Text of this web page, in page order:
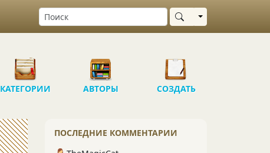
Выбрать область
КАТЕГОРИИ АВТОРЫ СОЗДАТЬ
ПОСЛЕДНИЕ КОММЕНТАРИИ